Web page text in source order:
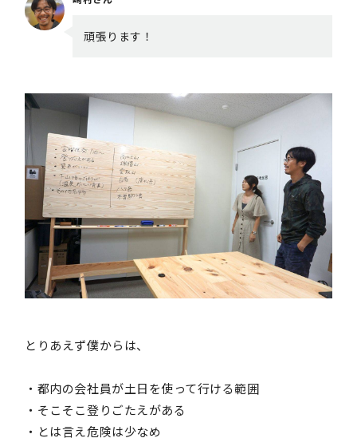
頑張ります！
とりあえず僕からは、
・都内の会社員が土日を使って行ける範囲
・そこそこ登りごたえがある
・とは言え危険は少なめ